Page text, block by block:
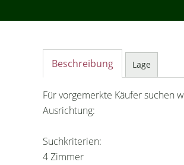
Beschreibung Lage
Für vorgemerkte Käufer suchen
Ausrichtung:
Suchkriterien:
4 Zimmer